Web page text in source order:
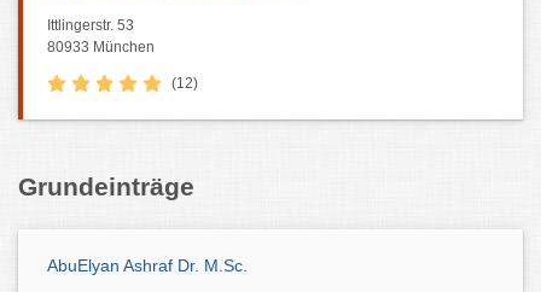
Ittlingerstr. 53
80933 München
(12)
Grundeinträge
AbuElyan Ashraf Dr. M.Sc.